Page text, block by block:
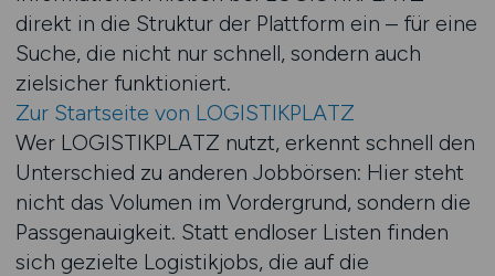
direkt in die Struktur der Plattform ein – für eine
Suche, die nicht nur schnell, sondern auch
zielsicher funktioniert.
Zur Startseite von LOGISTIKPLATZ
Wer LOGISTIKPLATZ nutzt, erkennt schnell den
Unterschied zu anderen Jobbörsen: Hier steht
nicht das Volumen im Vordergrund, sondern die
Passgenauigkeit. Statt endloser Listen finden
sich gezielte Logistikjobs, die auf die